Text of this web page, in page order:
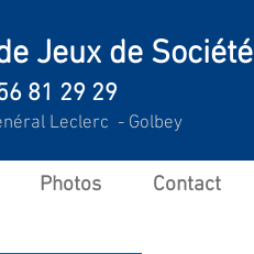
Jeux de Société
81 29 29
Leclerc - Golbey
Photos Contact